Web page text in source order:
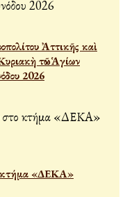
Ἀττικῆς καὶ
τῶν Ἁγίων
2026
κτήμα «ΔΕΚΑ»